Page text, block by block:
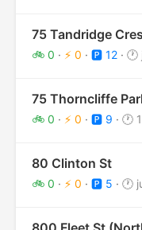
75 Tandridge Cres
🚲 0 · ⚡ 0 · 🅿️ 12 · 🕐
75 Thorncliffe
🚲 0 · ⚡ 0 · 🅿️ 9 · 🕐
80 Clinton St
🚲 0 · ⚡ 0 · 🅿️ 5 · 🕐